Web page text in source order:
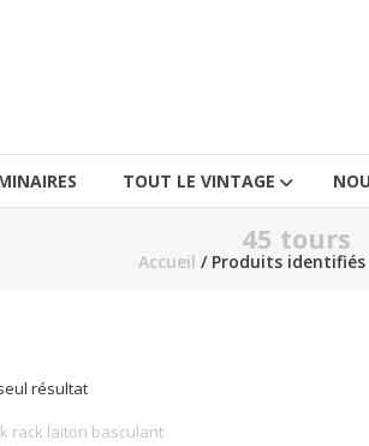
TOUT LE VINTAGE
45 tours
Accueil / Produits identifiés
résultat